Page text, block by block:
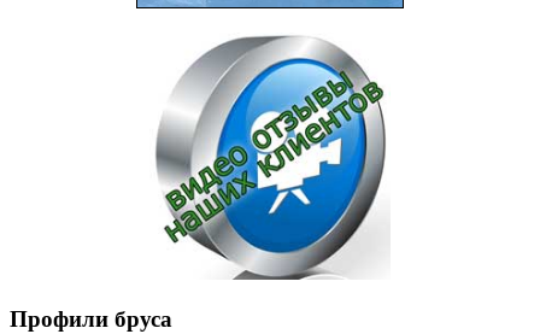
Профили бруса